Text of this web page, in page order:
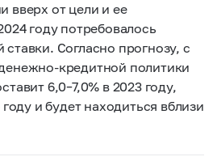
вверх от цели и ее
году потребовалось
Согласно прогнозу, с
кредитной политики
6,0–7,0% в 2023 году,
и будет находиться вблизи